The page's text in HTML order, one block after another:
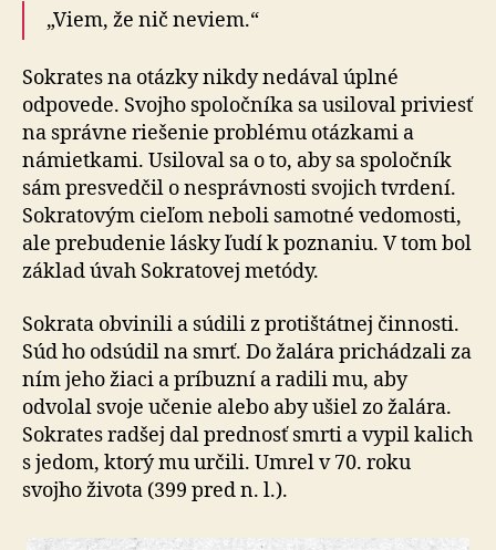
„Viem, že nič neviem.“
Sokrates na otázky nikdy nedával úplné
odpovede. Svojho spoločníka sa usiloval priviesť
na správne riešenie problému otázkami a
námietkami. Usiloval sa o to, aby sa spoločník
sám presvedčil o nesprávnosti svojich tvrdení.
Sokratovým cieľom neboli samotné vedomosti,
ale prebudenie lásky ľudí k poznaniu. V tom bol
základ úvah Sokratovej metódy.
Sokrata obvinili a súdili z protištátnej činnosti.
Súd ho odsúdil na smrť. Do žalára prichádzali za
ním jeho žiaci a príbuzní a radili mu, aby
odvolal svoje učenie alebo aby ušiel zo žalára.
Sokrates radšej dal prednosť smrti a vypil kalich
s jedom, ktorý mu určili. Umrel v 70. roku
svojho života (399 pred n. l.).